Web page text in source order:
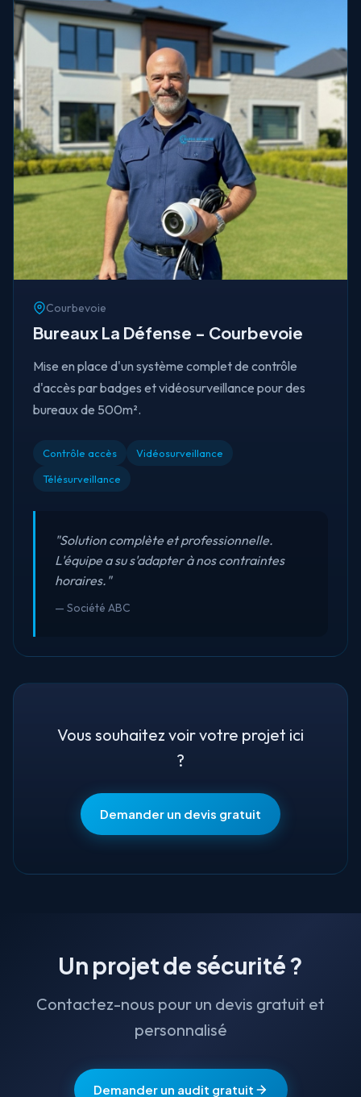
Courbevoie
Bureaux La Défense - Courbevoie
Mise en place d'un système complet de contrôle
d'accès par badges et vidéosurveillance pour des
bureaux de 500m².
Contrôle accès
Vidéosurveillance
Télésurveillance
"Solution complète et professionnelle.
L'équipe a su s'adapter à nos contraintes
horaires."
— Société ABC
Vous souhaitez voir votre projet ici
?
Demander un devis gratuit
Un projet de sécurité ?
Contactez-nous pour un devis gratuit et
personnalisé
Demander un audit gratuit